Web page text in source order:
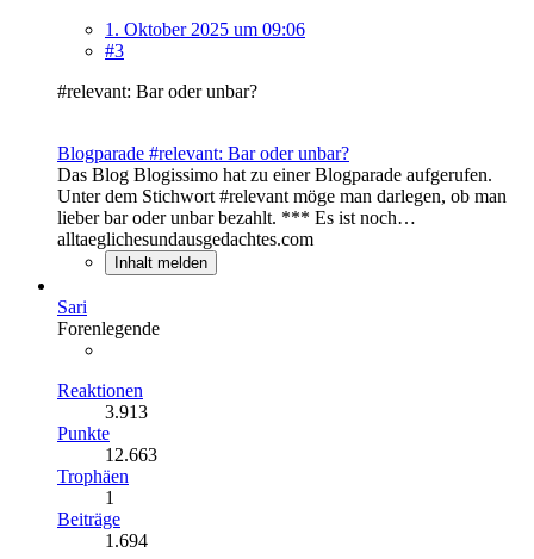
1. Oktober 2025 um 09:06
#3
#relevant: Bar oder unbar?
Blogparade #relevant: Bar oder unbar?
Das Blog Blogissimo hat zu einer Blogparade aufgerufen.
Unter dem Stichwort #relevant möge man darlegen, ob man
lieber bar oder unbar bezahlt. *** Es ist noch…
alltaeglichesundausgedachtes.com
Inhalt melden
Sari
Forenlegende
Reaktionen
3.913
Punkte
12.663
Trophäen
1
Beiträge
1.694